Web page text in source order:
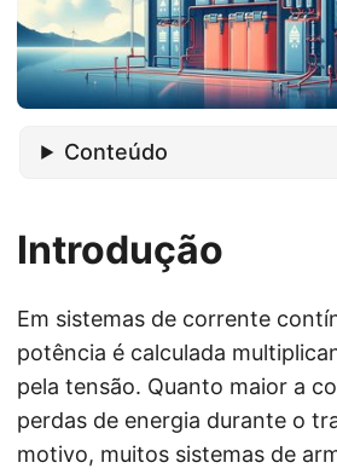
Conteúdo
Introdução
Em sistemas de corrente
potência é calculada
pela tensão. Quanto maior a
perdas de energia durante o
motivo, muitos sistemas de